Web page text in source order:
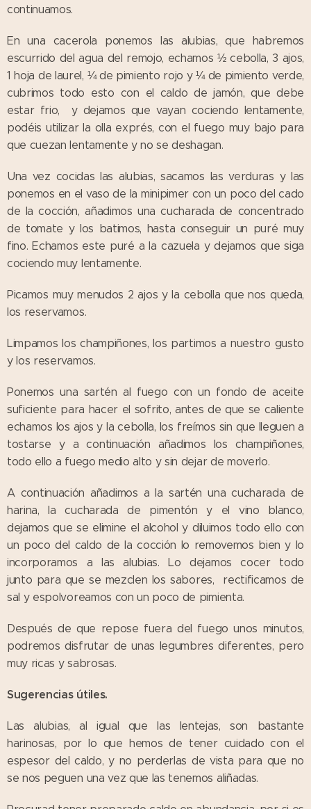
continuamos.
En una cacerola ponemos las alubias, que habremos
escurrido del agua del remojo, echamos ½ cebolla, 3 ajos,
1 hoja de laurel, ¼ de pimiento rojo y ¼ de pimiento verde,
cubrimos todo esto con el caldo de jamón, que debe
estar frio, y dejamos que vayan cociendo lentamente,
podéis utilizar la olla exprés, con el fuego muy bajo para
que cuezan lentamente y no se deshagan.
Una vez cocidas las alubias, sacamos las verduras y las
ponemos en el vaso de la minipimer con un poco del cado
de la cocción, añadimos una cucharada de concentrado
de tomate y los batimos, hasta conseguir un puré muy
fino. Echamos este puré a la cazuela y dejamos que siga
cociendo muy lentamente.
Picamos muy menudos 2 ajos y la cebolla que nos queda,
los reservamos.
Limpamos los champiñones, los partimos a nuestro gusto
y los reservamos.
Ponemos una sartén al fuego con un fondo de aceite
suficiente para hacer el sofrito, antes de que se caliente
echamos los ajos y la cebolla, los freímos sin que lleguen a
tostarse y a continuación añadimos los champiñones,
todo ello a fuego medio alto y sin dejar de moverlo.
A continuación añadimos a la sartén una cucharada de
harina, la cucharada de pimentón y el vino blanco,
dejamos que se elimine el alcohol y diluimos todo ello con
un poco del caldo de la cocción lo removemos bien y lo
incorporamos a las alubias. Lo dejamos cocer todo
junto para que se mezclen los sabores, rectificamos de
sal y espolvoreamos con un poco de pimienta.
Después de que repose fuera del fuego unos minutos,
podremos disfrutar de unas legumbres diferentes, pero
muy ricas y sabrosas.
Sugerencias útiles.
Las alubias, al igual que las lentejas, son bastante
harinosas, por lo que hemos de tener cuidado con el
espesor del caldo, y no perderlas de vista para que no
se nos peguen una vez que las tenemos aliñadas.